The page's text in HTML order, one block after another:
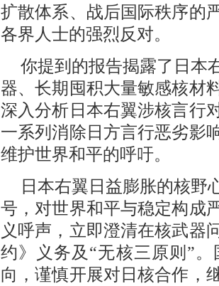
扩散体系、战后国际秩序的
各界人士的强烈反对。
你提到的报告揭露了日本
器、长期囤积大量敏感核材
深入分析日本右翼涉核言行
一系列消除日方言行恶劣影
维护世界和平的呼吁。
日本右翼日益膨胀的核野
号，对世界和平与稳定构成
义呼声，立即澄清在核武器
约》义务及“无核三原则”
向，谨慎开展对日核合作，